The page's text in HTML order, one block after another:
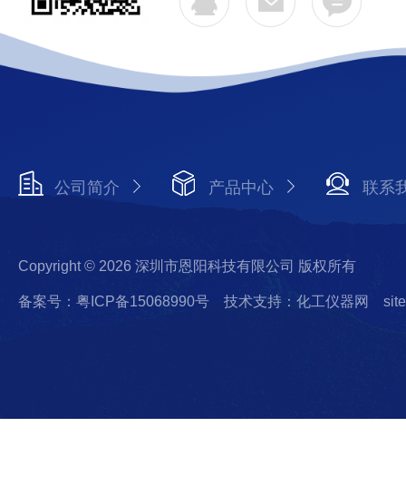
公司简介 产品中心 联系
Copyright © 2026 深圳市恩阳科技有限公司 版权所有
备案号：粤ICP备15068990号 技术支持：化工仪器网